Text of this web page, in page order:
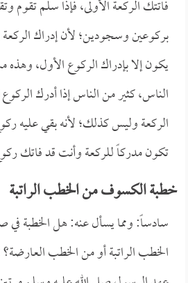
فاتتك الركعة الأولى، فإذا سلم تقوم
بركوعين وسجودين؛ لأن إدراك
يكون إلا بإدراك الركوع الأول، وهذه
الناس، كثير من الناس إذا أدرك
الركعة وليس كذلك؛ لأنه بقي عليه
تكون مدركاً للركعة وأنت قد فاتك
خطبة الكسوف من الخطب الراتبة
سادساً: ومما يسأل عنه: هل الخطبة
الخطب الراتبة أو من الخطب